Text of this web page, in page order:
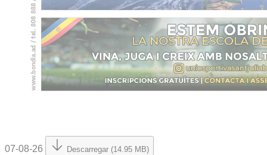
07-08-26 Descarregar (14.95 MB)